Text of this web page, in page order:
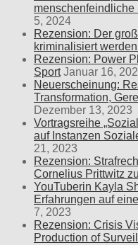
5, 2024
Rezension: Der
kriminalisiert
Rezension: Power
Sport Januar 16,
Neuerscheinung:
Transformation,
Dezember 13, 2023
Vortragsreihe
auf Instanzen
21, 2023
Rezension:
Cornelius Prittwitz
YouTuberin Kayla
Erfahrungen auf
7, 2023
Rezension: Crisis
Production of